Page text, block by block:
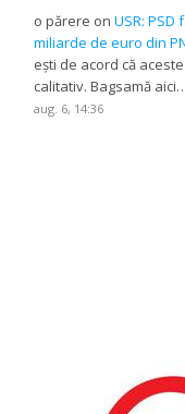
o părere onUSR:
miliarde de euro din
ești de acord că
calitativ. Bagsamă
aug. 6, 14:36